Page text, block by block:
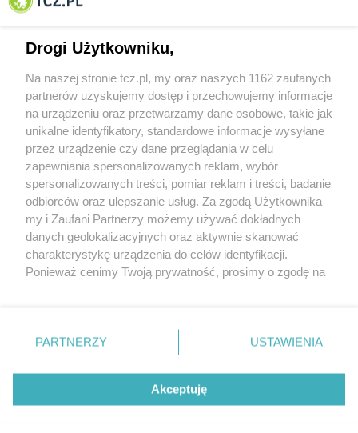
O FIRMIE POLITYKA PRYWATNOŚCI HOSTING
REKLAMA WSPÓŁPRACA RSS FACEBOOK KONTAKT
Nasze serwisy
Aktualności
Tcz24
Historia miasta
Muzyka i kultura
Archiwum wydarzeń
Zdjęcia miasta
Drogi Użytkowniku,
Na naszej stronie tcz.pl, my oraz naszych 1162 zaufanych
partnerów uzyskujemy dostęp i przechowujemy informacje
na urządzeniu oraz przetwarzamy dane osobowe, takie jak
unikalne identyfikatory, standardowe informacje wysyłane
przez urządzenie czy dane przeglądania w celu
zapewniania spersonalizowanych reklam, wybór
spersonalizowanych treści, pomiar reklam i treści, badanie
odbiorców oraz ulepszanie usług. Za zgodą Użytkownika
my i Zaufani Partnerzy możemy używać dokładnych
danych geolokalizacyjnych oraz aktywnie skanować
charakterystykę urządzenia do celów identyfikacji.
Ponieważ cenimy Twoją prywatność, prosimy o zgodę na
znajdujący się w lewym dolnym rogu strony
. Niektóre
przetwarzaniu. Preferencje będą miały zastosowania tylko
PARTNERZY USTAWIENIA
Akceptuję